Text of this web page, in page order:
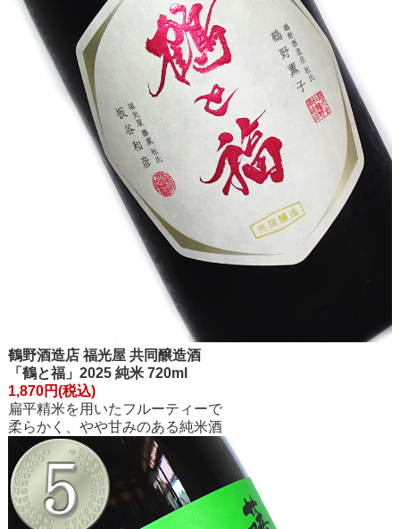
鶴野酒造店 福光屋 共同醸造酒
「鶴と福」2025 純米 720ml
1,870円(税込)
扁平精米を用いたフルーティーで
柔らかく、やや甘みのある純米酒